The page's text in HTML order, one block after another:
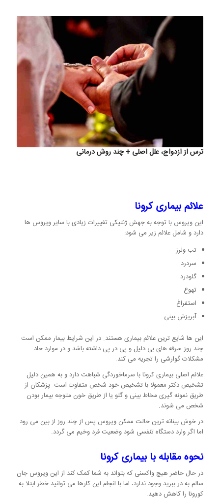
ترس از ازدواج، علل اصلی + چند روش درمانی
علائم بیماری کرونا
این ویروس با توجه به جهش ژنتیکی تغییرات زیادی با سایر ویروس ها
دارد و شامل علائم زیر می شود:
تب ولرز
سردرد
گلودرد
تهوع
استفراغ
آبریزش بینی
این ها شایع ترین علائم بیماری هستند. در این شرایط بیمار ممکن است
چند روز سرفه های بی دلیل و پی در پی داشته باشد و در موارد حاد
مشکلات گوارشی را تجریه می کند.
علائم اصلی بیماری کرونا با سرماخوردگی شباهت دارد و به همین دلیل
تشخیص دکتر معمولا با تشخیص خود شخص متفاوت است. پزشکان از
طریق نمونه گیری مخاط بینی و گلو یا از طریق خون متوجه بیمار بودن
شخص می شوند.
در خوش بینانه ترین حالت ممکن ویروس پس از چند روز از بین می رود
اما اگر وارد دستگاه تنفسی شود وضعیت فرد وخیم می گردد.
نحوه مقابله با بیماری کرونا
در حال حاضر هیچ واکسنی که بتواند به شما کمک کند از این ویروس جان
سالم به در ببرید وجود ندارد، اما با انجام این کارها می توانید خطر ابتلا به
کورونا را کاهش دهید.